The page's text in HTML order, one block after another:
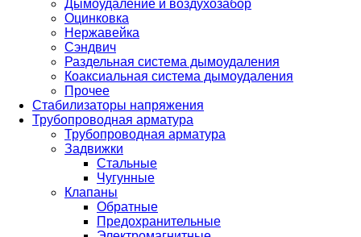
Дымоудаление и воздухозабор
Оцинковка
Нержавейка
Сэндвич
Раздельная система дымоудаления
Коаксиальная система дымоудаления
Прочее
Стабилизаторы напряжения
Трубопроводная арматура
Трубопроводная арматура
Задвижки
Стальные
Чугунные
Клапаны
Обратные
Предохранительные